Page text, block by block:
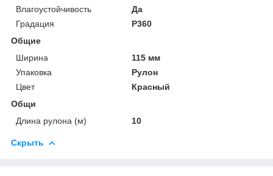
Влагоустойчивость
Да
Градация
P360
Общие
Ширина
115 мм
Упаковка
Рулон
Цвет
Красный
Общи
Длина рулона (м)
10
Скрыть